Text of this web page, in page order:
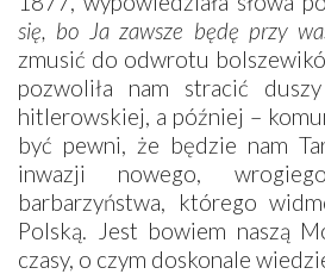
się, bo Ja zawsze będę przy
zmusić do odwrotu
pozwoliła nam stracić
hitlerowskiej, a później –
być pewni, że będzie nam
inwazji nowego,
barbarzyństwa, którego
Polską. Jest bowiem naszą
czasy, o czym doskonale